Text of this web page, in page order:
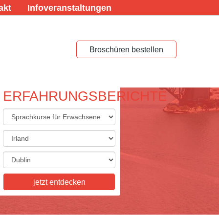
Infoveranstaltungen
Broschüren bestellen
ERFAHRUNGSBERICHTE
jetzt entdecken
FÜR
für Erwachsene,
Studienaufenthalte,
Examenskurse - wir
Vielfalt, die Sie sich
Informieren Sie sich hier.